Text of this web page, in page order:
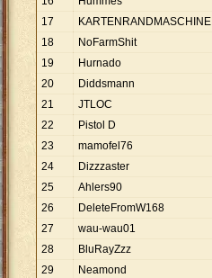
17
KARTENRANDMASCHINE
18
NoFarmShit
19
Hurnado
20
Diddsmann
21
JTLOC
22
Pistol D
23
mamofel76
24
Dizzzaster
25
Ahlers90
26
DeleteFromW168
27
wau-wau01
28
BluRayZzz
29
Neamond